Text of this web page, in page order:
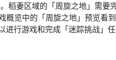
稻妻区域的「周旋之地」需要
概览中的「周旋之地」预览看
行游戏和完成「迷踪挑战」